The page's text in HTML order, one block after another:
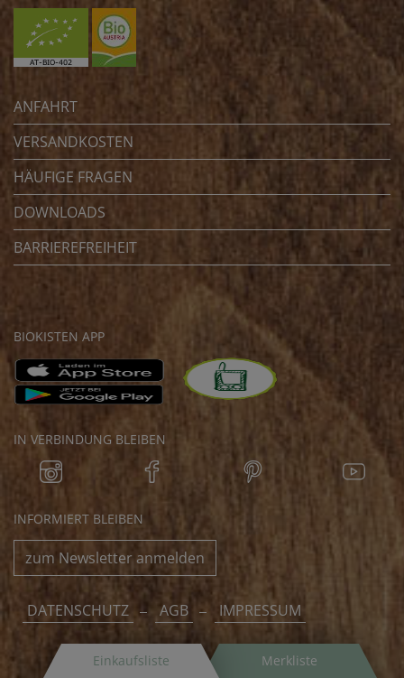
Einkaufsliste Merkliste
ANFAHRT
VERSANDKOSTEN
HÄUFIGE FRAGEN
DOWNLOADS
BARRIEREFREIHEIT
BIOKISTEN APP
IN VERBINDUNG BLEIBEN
INFORMIERT BLEIBEN
zum Newsletter anmelden
DATENSCHUTZ AGB IMPRESSUM